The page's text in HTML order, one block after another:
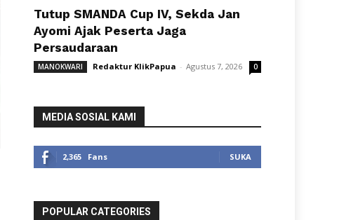
Tutup SMANDA Cup IV, Sekda Jan
Ayomi Ajak Peserta Jaga
Persaudaraan
MANOKWARI Redaktur KlikPapua - Agustus 7, 2026 0
MEDIA SOSIAL KAMI
2,365 Fans SUKA
POPULAR CATEGORIES